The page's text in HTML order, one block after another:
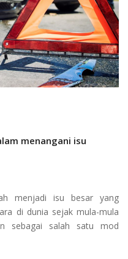
menangani isu
menjadi isu besar yang
di dunia sejak mula-mula
sebagai salah satu mod